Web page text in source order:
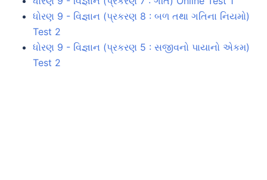
ધોરણ 9 - વિજ્ઞાન (પ્રકરણ 8 : બળ તથા ગતિના નિયમો)
Test 2
ધોરણ 9 - વિજ્ઞાન (પ્રકરણ 5 : સજીવનો પાયાનો એકમ)
Test 2